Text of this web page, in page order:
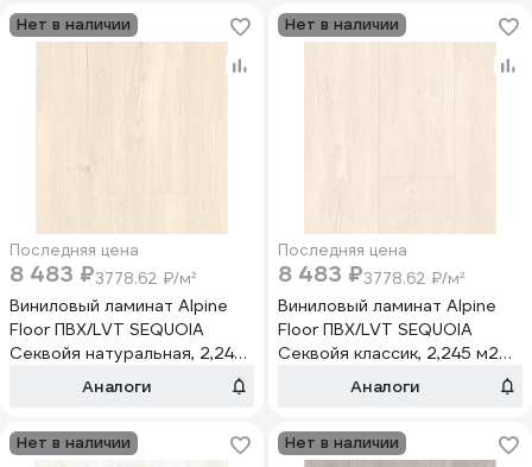
Нет в наличии
Последняя цена
8 483 ₽3778.62 ₽/м²
Виниловый ламинат Alpine
Floor ПВХ/LVT SEQUOIA
Секвойя натуральная, 2,245
м2 ЕСО 6-9Аналоги
Нет в наличии
Последняя цена
8 483 ₽3778.62 ₽/м²
Виниловый ламинат Alpine
Floor ПВХ/LVT SEQUOIA
Секвойя классик, 2,245 м2
ЕСО 6-10Аналоги
Нет в наличии Нет в наличии